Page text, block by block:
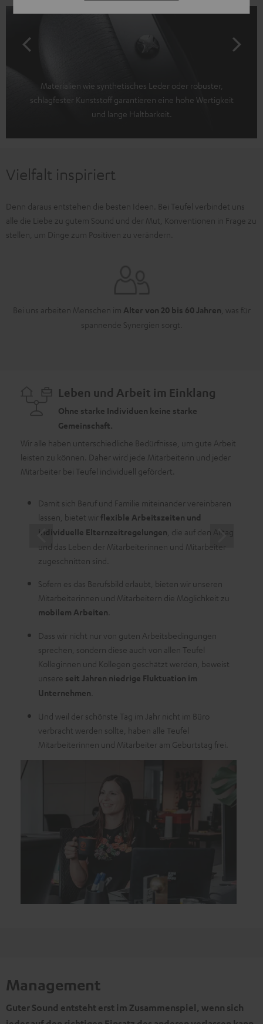
Materialien wie synthetisches Leder oder robuster,
schlagfester Kunststoff garantieren eine hohe Wertigkeit
und lange Haltbarkeit.
Vielfalt inspiriert
Denn daraus entstehen die besten Ideen. Bei Teufel verbindet uns
alle die Liebe zu gutem Sound und der Mut, Konventionen in Frage zu
stellen, um Dinge zum Positiven zu verändern.
Bei uns arbeiten Menschen im Alter von 20 bis 60 Jahren , was für
spannende Synergien sorgt.
Leben und Arbeit im Einklang
Ohne starke Individuen keine starke
Gemeinschaft.
Wir alle haben unterschiedliche Bedürfnisse, um gute Arbeit
leisten zu können. Daher wird jede Mitarbeiterin und jeder
Mitarbeiter bei Teufel individuell gefördert.
Damit sich Beruf und Familie miteinander vereinbaren
lassen, bietet wirflexible Arbeitszeiten und
individuelle Elternzeitregelungen , die auf den Alltag
und das Leben der Mitarbeiterinnen und Mitarbeiter
zugeschnitten sind.
Sofern es das Berufsbild erlaubt, bieten wir unseren
Mitarbeiterinnen und Mitarbeitern die Möglichkeit zu
mobilem Arbeiten
Dass wir nicht nur von guten Arbeitsbedingungen
sprechen, sondern diese auch von allen Teufel
Kolleginnen und Kollegen geschätzt werden, beweist
unsere seit Jahren niedrige Fluktuation im
Unternehmen
Und weil der schönste Tag im Jahr nicht im Büro
verbracht werden sollte, haben alle Teufel
Mitarbeiterinnen und Mitarbeiter am Geburtstag frei.
Management
Guter Sound entsteht erst im Zusammenspiel, wenn sich